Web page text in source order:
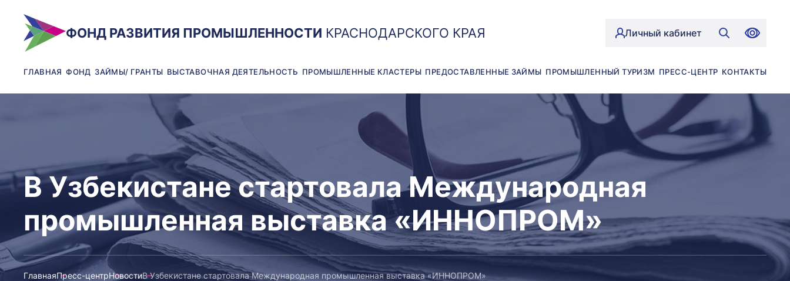
ФОНД РАЗВИТИЯ ПРОМЫШЛЕННОСТИ КРАСНОДАРСКОГО КРАЯ Личный кабинет
ГЛАВНАЯ ФОНД ЗАЙМЫ/ ГРАНТЫ ВЫСТАВОЧНАЯ ДЕЯТЕЛЬНОСТЬ ПРОМЫШЛЕННЫЕ КЛАСТЕРЫ ПРЕДОСТАВЛЕННЫЕ ЗАЙМЫ ПРОМЫШЛЕННЫЙ ТУРИЗМ ПРЕСС-ЦЕНТР КОНТАКТЫ
В Узбекистане стартовала Международная
промышленная выставка «ИННОПРОМ»
ГлавнаяПресс-центрНовостиВ Узбекистане стартовала Международная промышленная выставка «ИННОПРОМ»